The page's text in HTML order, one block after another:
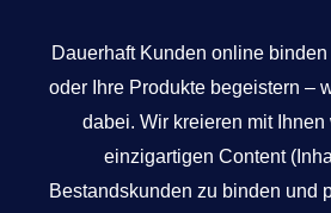
Dauerhaft Kunden online
oder Ihre Produkte begeistern –
dabei. Wir kreieren mit Ihnen
einzigartigen Content
Bestandskunden zu binden und